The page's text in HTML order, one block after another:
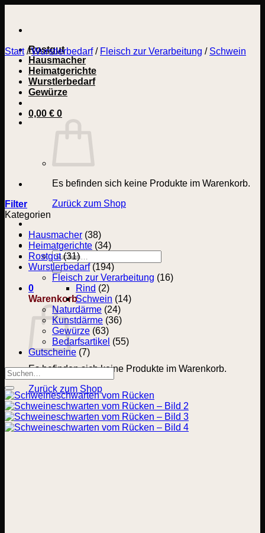
springen
Rostgut
Hausmacher
Heimatgerichte
Wurstlerbedarf
Gewürze
0,00 € 0
Es befinden sich keine Produkte im Warenkorb.
Zurück zum Shop
Suchen
nach:
0
Warenkorb
Es befinden sich keine Produkte im Warenkorb.
Zurück zum Shop
Start / Wurstlerbedarf / Fleisch zur Verarbeitung / Schwein
Filter
Kategorien
Hausmacher (38)
Heimatgerichte (34)
Rostgut (31)
Wurstlerbedarf (194)
Fleisch zur Verarbeitung (16)
Rind (2)
Schwein (14)
Naturdärme (24)
Kunstdärme (36)
Gewürze (63)
Bedarfsartikel (55)
Gutscheine (7)
Suchen
nach: